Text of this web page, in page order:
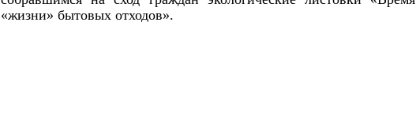
«жизни» бытовых отходов».